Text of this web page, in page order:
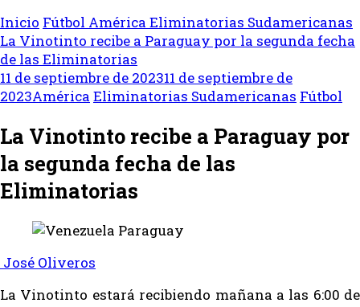
Inicio Fútbol América Eliminatorias Sudamericanas
La Vinotinto recibe a Paraguay por la segunda fecha
de las Eliminatorias
11 de septiembre de 202311 de septiembre de
2023América Eliminatorias Sudamericanas Fútbol
La Vinotinto recibe a Paraguay por
la segunda fecha de las
Eliminatorias
José Oliveros
La Vinotinto estará recibiendo mañana a las 6:00 de